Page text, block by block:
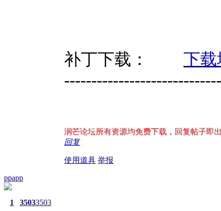
补丁下载： 下
润芒论坛所有资源均免费下载，回复帖子即
回复
使用道具 举报
ppapp
1 35033503